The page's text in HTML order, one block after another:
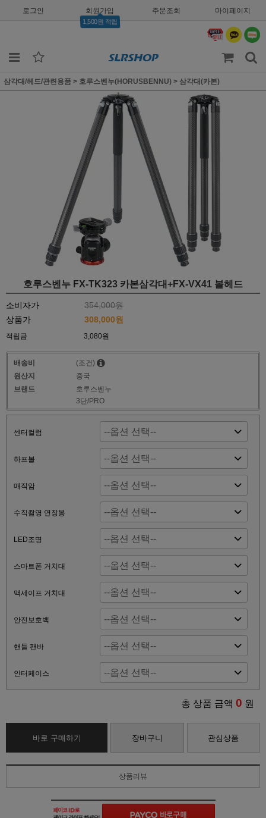
로그인 회원가입
1,500원 적립
주문조회 마이페이지
삼각대/헤드/관련용품 > 호루스벤누(HORUSBENNU) > 삼각대(카본)
호루스벤누 FX-TK323 카본삼각대+FX-VX41 볼헤드
소비자가
354,000원
상품가
308,000원
적립금 3,080원
배송비
(조건)
원산지
중국
브랜드
호루스벤누
3단/PRO
센터컬럼
하프볼
매직암
수직촬영 연장봉
LED조명
스마트폰 거치대
맥세이프 거치대
안전보호백
핸들 팬바
인터페이스
총 상품 금액 0 원
바로 구매하기 장바구니 관심상품
상품리뷰